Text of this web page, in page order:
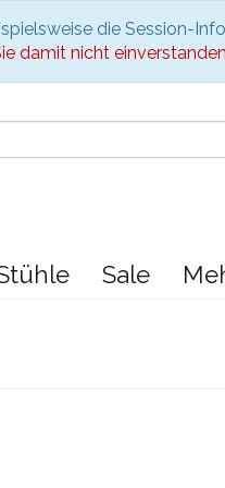
die Session-
damit nicht
Sale